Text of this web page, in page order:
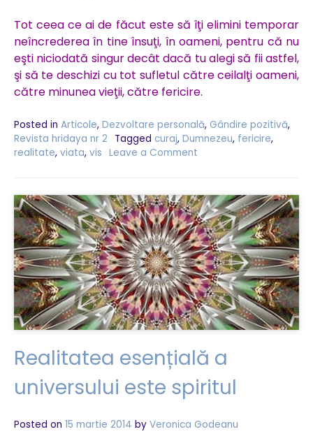
Tot ceea ce ai de făcut este să îţi elimini temporar
neîncrederea în tine însuţi, în oameni, pentru că nu
eşti niciodată singur decât dacă tu alegi să fii astfel,
şi să te deschizi cu tot sufletul către ceilalţi oameni,
către minunea vieţii, către fericire.
Posted in Articole, Dezvoltare personală, Gândire pozitivă,
Revista hridaya nr 2
Tagged curaj, Dumnezeu, fericire,
realitate, viata, vis Leave a Comment
ţi
trăieşti
visele!
Realitatea esențială a
universului este spiritul
Posted on 15 martie 2014 by Veronica Godeanu